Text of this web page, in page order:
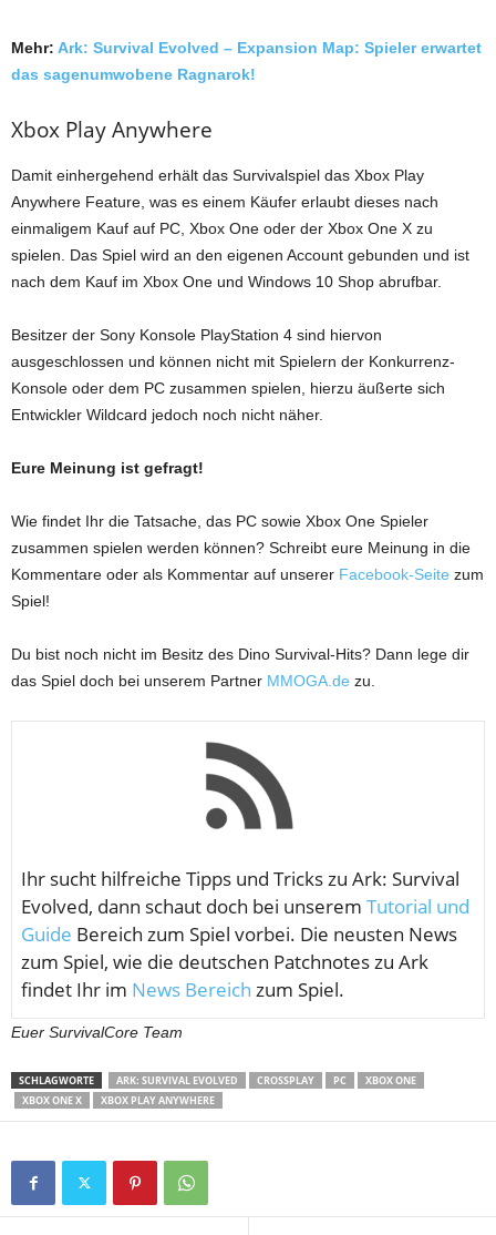
Mehr: Ark: Survival Evolved – Expansion Map: Spieler erwartet
das sagenumwobene Ragnarok!
Xbox Play Anywhere
Damit einhergehend erhält das Survivalspiel das Xbox Play
Anywhere Feature, was es einem Käufer erlaubt dieses nach
einmaligem Kauf auf PC, Xbox One oder der Xbox One X zu
spielen. Das Spiel wird an den eigenen Account gebunden und ist
nach dem Kauf im Xbox One und Windows 10 Shop abrufbar.
Besitzer der Sony Konsole PlayStation 4 sind hiervon
ausgeschlossen und können nicht mit Spielern der Konkurrenz-
Konsole oder dem PC zusammen spielen, hierzu äußerte sich
Entwickler Wildcard jedoch noch nicht näher.
Eure Meinung ist gefragt!
Wie findet Ihr die Tatsache, das PC sowie Xbox One Spieler
zusammen spielen werden können? Schreibt eure Meinung in die
Kommentare oder als Kommentar auf unserer Facebook-Seite zum
Spiel!
Du bist noch nicht im Besitz des Dino Survival-Hits? Dann lege dir
das Spiel doch bei unserem Partner MMOGA.de zu.
Ihr sucht hilfreiche Tipps und Tricks zu Ark: Survival
Evolved, dann schaut doch bei unserem Tutorial und
Guide Bereich zum Spiel vorbei. Die neusten News
zum Spiel, wie die deutschen Patchnotes zu Ark
findet Ihr im News Bereich zum Spiel.
Euer SurvivalCore Team
SCHLAGWORTE ARK: SURVIVAL EVOLVED CROSSPLAY PC
XBOX ONE
XBOX ONE X
XBOX PLAY ANYWHERE